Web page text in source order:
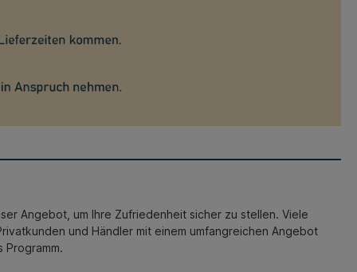
Angebot, um Ihre Zufriedenheit sicher zu stellen. Viele
und Händler mit einem umfangreichen Angebot
Programm.